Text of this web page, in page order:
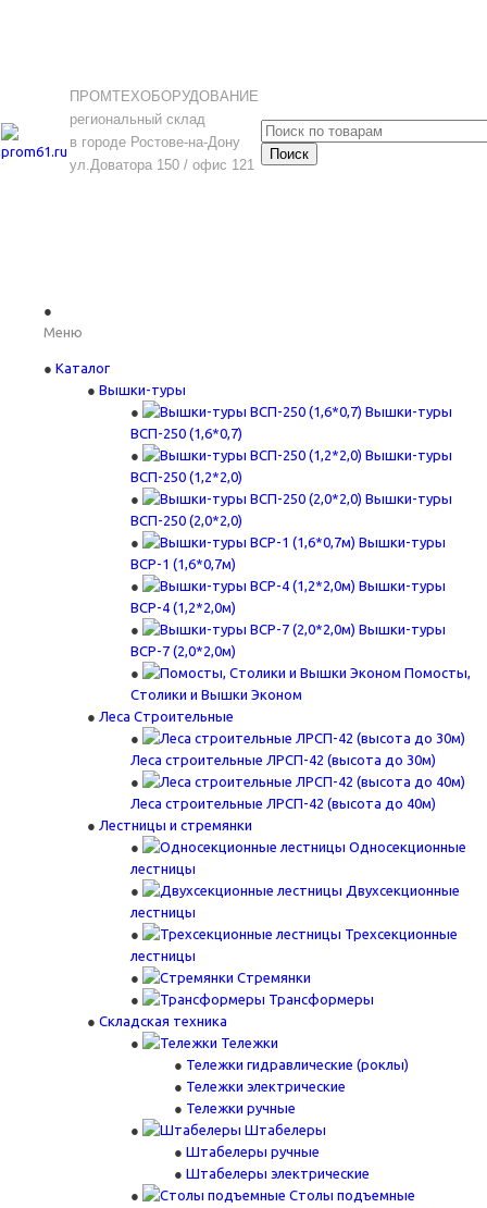
ПРОМТЕХОБОРУДОВАНИЕ
региональный склад
в городе Ростове-на-Дону
ул.Доватора 150 / офис 121
Меню
Каталог
Вышки-туры
Вышки-туры
ВСП-250 (1,6*0,7)
Вышки-туры
ВСП-250 (1,2*2,0)
Вышки-туры
ВСП-250 (2,0*2,0)
Вышки-туры
ВСР-1 (1,6*0,7м)
Вышки-туры
ВСР-4 (1,2*2,0м)
Вышки-туры
ВСР-7 (2,0*2,0м)
Помосты,
Столики и Вышки Эконом
Леса Строительные
Леса строительные ЛРСП-42 (высота до 30м)
Леса строительные ЛРСП-42 (высота до 40м)
Лестницы и стремянки
Односекционные
лестницы
Двухсекционные
лестницы
Трехсекционные
лестницы
Стремянки
Трансформеры
Складская техника
Тележки
Тележки гидравлические (роклы)
Тележки электрические
Тележки ручные
Штабелеры
Штабелеры ручные
Штабелеры электрические
Столы подъемные